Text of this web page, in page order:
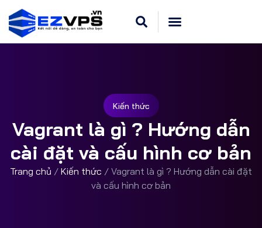
Kiến thức
Vagrant là gì ? Hướng dẫn
cài đặt và cấu hình cơ bản
Trang chủ / Kiến thức / Vagrant là gì ? Hướng dẫn cài đặt
và cấu hình cơ bản